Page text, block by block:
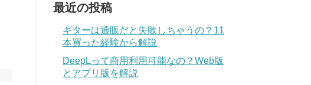
最近の投稿
ギターは通販だと失敗しちゃうの？11
本買った経験から解説
DeepLって商用利用可能なの？Web版
とアプリ版を解説